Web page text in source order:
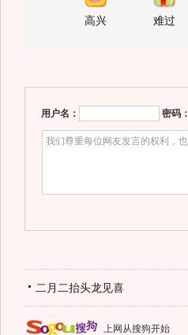
高兴 难过
用户名： 密码：
二月二抬头龙见喜
上网从搜狗开始